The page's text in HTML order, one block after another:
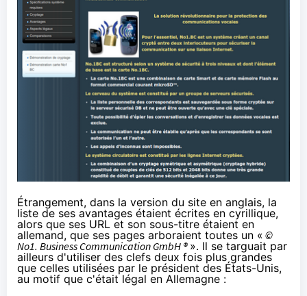
Étrangement, dans la version du site en anglais, la
liste de ses avantages étaient écrites en cyrillique,
alors que ses URL et son sous-titre étaient en
allemand, que ses pages arboraient toutes un « ©
No1. Business Communication GmbH ® ». Il se targuait par
ailleurs d'utiliser des clefs deux fois plus grandes
que celles utilisées par le président des États-Unis,
au motif que c'était légal en Allemagne :